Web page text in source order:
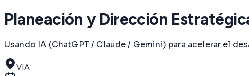
Planeación y Dirección
Usando IA (ChatGPT / Claude / Gemini) para acelerar el
VIA